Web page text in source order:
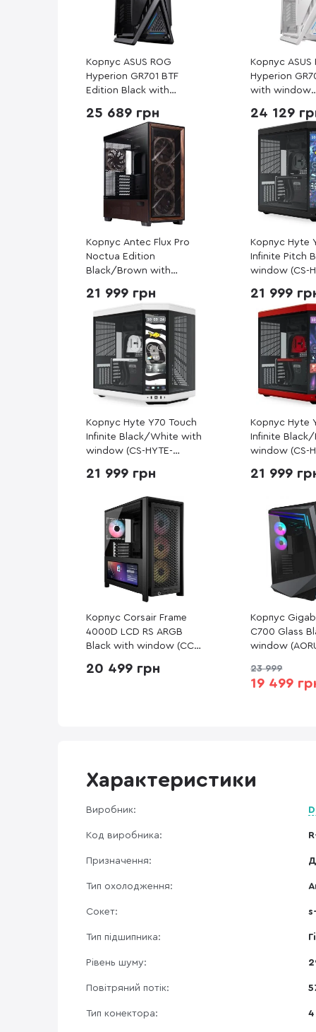
Корпус ASUS ROG
Hyperion GR701 BTF
Edition Black with
B39020)
25 689 грн
Корпус ASUS
Hyperion
with window
24 129
Корпус Antec Flux Pro
Noctua Edition
Black/Brown with
Noctua Edition)
21 999 грн
Корпус Hyte
Infinite Pitch
window (CS-
21 999
Корпус Hyte Y70 Touch
Infinite Black/White with
window (CS-HYTE-
21 999 грн
Корпус Hyte
Infinite
window (CS-
21 999
Корпус Corsair Frame
4000D LCD RS ARGB
Black with window (CC-
20 499 грн
Корпус
C700 Glass
window
23 999
19 499
Характеристики
Виробник:
Код виробника:
Призначення:
Тип охолодження:
Сокет:
Тип підшипника:
Рівень шуму:
Повітряний потік:
Тип конектора: 4